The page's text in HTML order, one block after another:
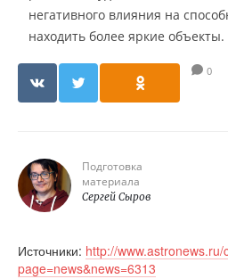
негативного влияния на
находить более яркие объекты.
0
Подготовка
материала
Сергей Сыров
Источники: http://
page=news&news=6313